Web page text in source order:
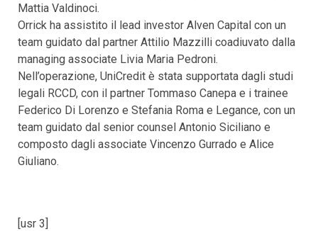
Mattia Valdinoci.
Orrick ha assistito il lead investor Alven Capital con un
team guidato dal partner Attilio Mazzilli coadiuvato dalla
managing associate Livia Maria Pedroni.
Nell’operazione, UniCredit è stata supportata dagli studi
legali RCCD, con il partner Tommaso Canepa e i trainee
Federico Di Lorenzo e Stefania Roma e Legance, con un
team guidato dal senior counsel Antonio Siciliano e
composto dagli associate Vincenzo Gurrado e Alice
Giuliano.
[usr 3]